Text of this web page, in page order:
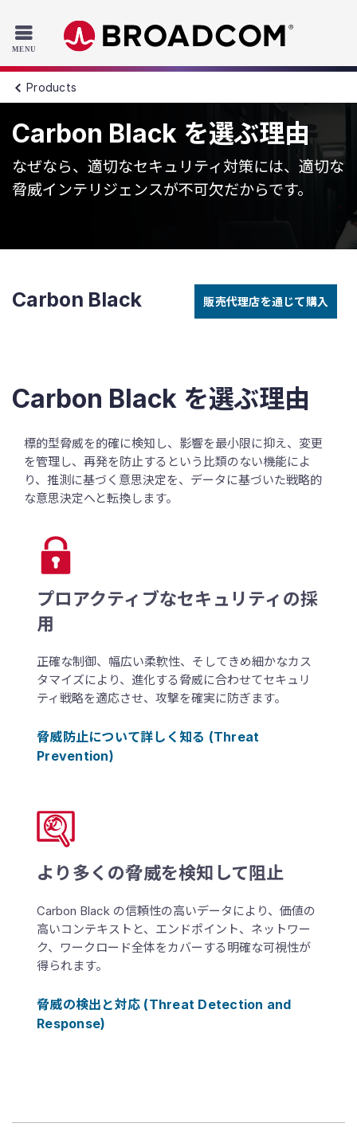
Skip to main content
Products
Carbon Black を選ぶ理由
なぜなら、適切なセキュリティ対策には、適切な
脅威インテリジェンスが不可欠だからです。
Carbon Black 販売代理店を通じて購入
Carbon Black を選ぶ理由
標的型脅威を的確に検知し、影響を最小限に抑え、変更
を管理し、再発を防止するという比類のない機能によ
り、推測に基づく意思決定を、データに基づいた戦略的
な意思決定へと転換します。
プロアクティブなセキュリティの採
用
正確な制御、幅広い柔軟性、そしてきめ細かなカス
タマイズにより、進化する脅威に合わせてセキュリ
ティ戦略を適応させ、攻撃を確実に防ぎます。
脅威防止について詳しく知る (Threat
Prevention)
より多くの脅威を検知して阻止
Carbon Black の信頼性の高いデータにより、価値の
高いコンテキストと、エンドポイント、ネットワー
ク、ワークロード全体をカバーする明確な可視性が
得られます。
脅威の検出と対応 (Threat Detection and
Response)